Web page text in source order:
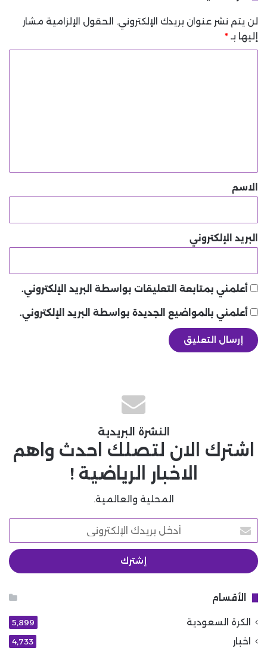
لن يتم نشر عنوان بريدك الإلكتروني. الحقول الإلزامية مشار
إليها بـ *
*الاسم
البريد الإلكتروني
أعلمني بمتابعة التعليقات بواسطة البريد الإلكتروني.
أعلمني بالمواضيع الجديدة بواسطة البريد الإلكتروني.
النشرة البريدية
اشترك الان لتصلك احدث واهم
الاخبار الرياضية !
المحلية والعالمية.
أدخل
بريدك
الإلكتروني
الأقسام
الكرة السعودية 5٬899
اخبار 4٬733